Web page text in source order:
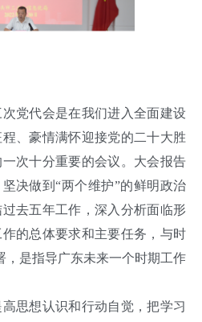
代会是在我们进入全面建设
、豪情满怀迎接党的二十大胜
次十分重要的会议。大会报告
决做到“两个维护”的鲜明政治
去五年工作，深入分析面临形
的总体要求和主要任务，与时
，是指导广东未来一个时期工作
高思想认识和行动自觉，把学习